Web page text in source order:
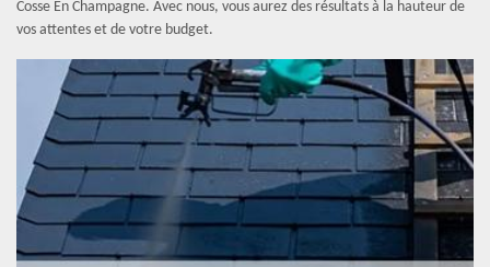
Cosse En Champagne. Avec nous, vous aurez des résultats à la hauteur de
vos attentes et de votre budget.